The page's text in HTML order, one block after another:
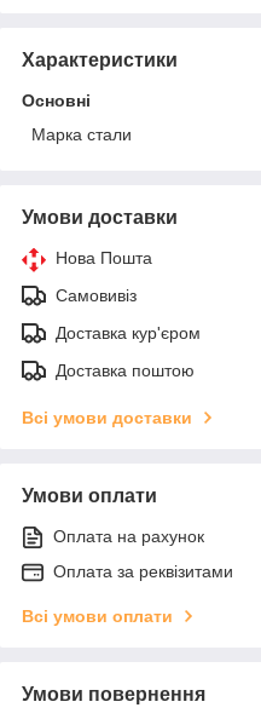
Характеристики
Основні
Марка стали
Умови доставки
Нова Пошта
Самовивіз
Доставка кур'єром
Доставка поштою
Всі умови доставки
Умови оплати
Оплата на рахунок
Оплата за реквізитами
Всі умови оплати
Умови повернення